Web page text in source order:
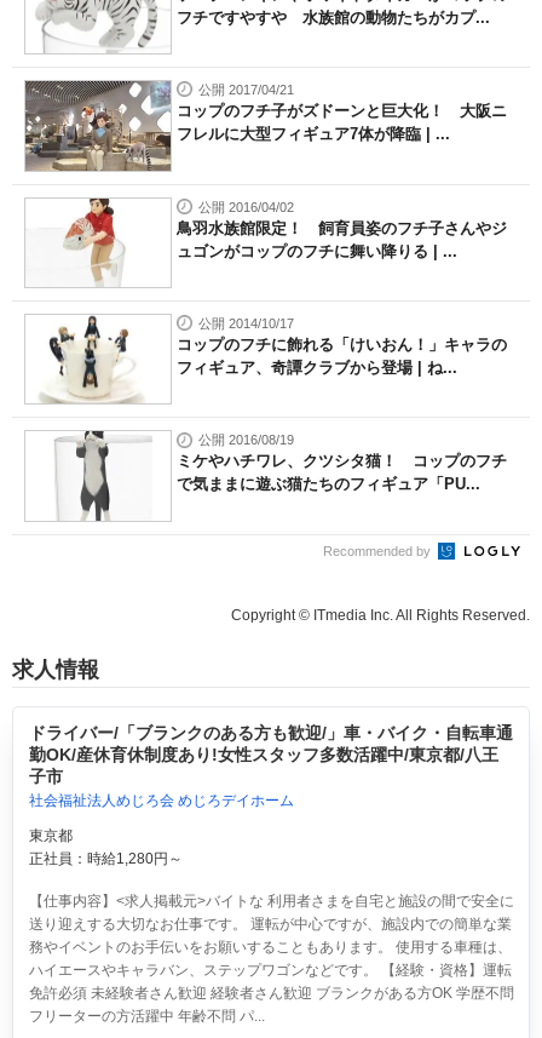
フチですやすや 水族館の動物たちがカプ...
公開 2017/04/21
コップのフチ子がズドーンと巨大化！ 大阪ニ
フレルに大型フィギュア7体が降臨 | ...
公開 2016/04/02
鳥羽水族館限定！ 飼育員姿のフチ子さんやジ
ュゴンがコップのフチに舞い降りる | ...
公開 2014/10/17
コップのフチに飾れる「けいおん！」キャラの
フィギュア、奇譚クラブから登場 | ね...
公開 2016/08/19
ミケやハチワレ、クツシタ猫！ コップのフチ
で気ままに遊ぶ猫たちのフィギュア「PU...
Recommended by
Copyright © ITmedia Inc. All Rights Reserved.
求人情報
ドライバー/「ブランクのある方も歓迎/」車・バイク・自転車通
勤OK/産休育休制度あり!女性スタッフ多数活躍中/東京都/八王
子市
社会福祉法人めじろ会 めじろデイホーム
東京都
正社員：時給1,280円～
【仕事内容】<求人掲載元>バイトな 利用者さまを自宅と施設の間で安全に
送り迎えする大切なお仕事です。 運転が中心ですが、施設内での簡単な業
務やイベントのお手伝いをお願いすることもあります。 使用する車種は、
ハイエースやキャラバン、ステップワゴンなどです。 【経験・資格】運転
免許必須 未経験者さん歓迎 経験者さん歓迎 ブランクがある方OK 学歴不問
フリーターの方活躍中 年齢不問 パ...